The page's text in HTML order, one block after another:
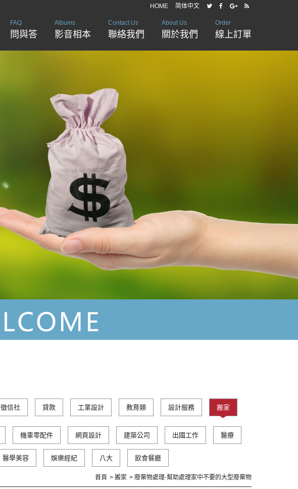
HOME 简体中文
FAQ
問與答
Albums
影音相本
Contact Us
聯絡我們
About Us
關於我們
Order
線上訂單
徵信社 貸款 工業設計 教育類 設計服務 搬家
機車零配件 網頁設計 建築公司 出國工作 醫療
醫學美容 娛樂經紀 八大 飲食餐廳
首頁 搬家 廢棄物處理-幫助處理家中不要的大型廢棄物